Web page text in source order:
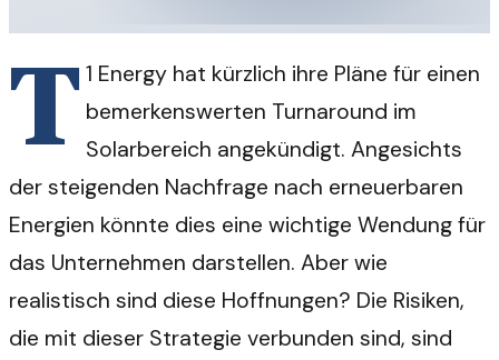
T 1 Energy hat kürzlich ihre Pläne für einen
bemerkenswerten Turnaround im
Solarbereich angekündigt. Angesichts
der steigenden Nachfrage nach erneuerbaren
Energien könnte dies eine wichtige Wendung für
das Unternehmen darstellen. Aber wie
realistisch sind diese Hoffnungen? Die Risiken,
die mit dieser Strategie verbunden sind, sind